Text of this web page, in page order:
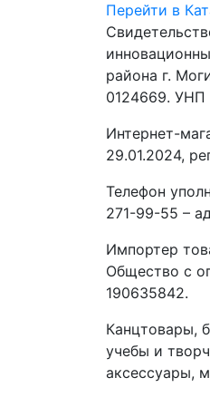
Перейти в
района г.
0124669. УНП
Интернет-
29.01.2024,
Телефон
271-99-55 –
Импортер
Общество с
190635842.
Канцтовары,
учебы и
аксессуары,